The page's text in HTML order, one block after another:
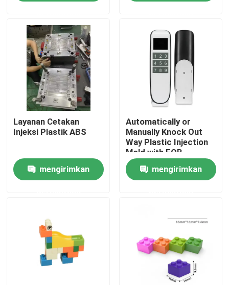
Tentang Kami
Tur Pabrik
Kontrol Kualitas
Berita
Cetakan Injeksi Otomatis
Bagian peralatan rumah tangga Cetakan injeksi
Layanan Cetakan
Injeksi Plastik ABS
mengirimkan
Automatically or
Manually Knock Out
Way Plastic Injection
Mold with FOB
Incoterm and
DME/Hasco Standard
mengirimkan